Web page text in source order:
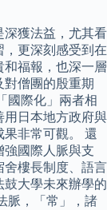
深獲法益，尤其看
更深刻感受到在
福報，也深一層
僧團的殷重期
國際化」兩者相
用日本地方政府與
非常可觀。 還
強國際人脈與支
舍樓長制度、語言
大學未來辦學的
脈，「常」，諸